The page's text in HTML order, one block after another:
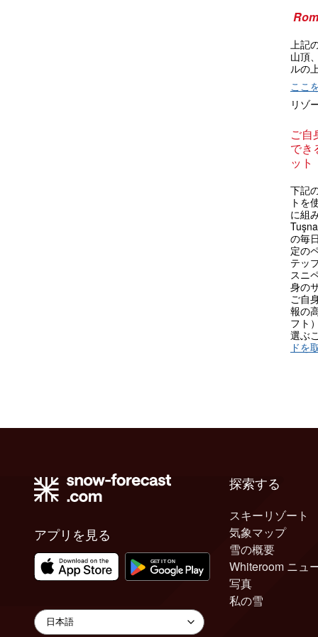
上記
山頂
ルの
ここ
リゾ
ご自
でき
ット
下記
トを
に組
の毎
定の
テッ
スニ
身の
ご自
報の
フト
選ぶ
ドを
アプリを見る
探索する
スキーリゾート
気象マップ
雪の概要
Whiteroom ニュ
写真
私の雪